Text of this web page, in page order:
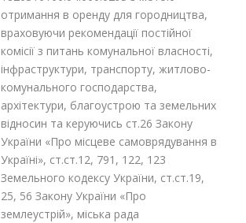
отримання в оренду для городництва,
враховуючи рекомендації постійної
комісії з питань комунальної власності,
інфраструктури, транспорту, житлово-
комунального господарства,
архітектури, благоустрою та земельних
відносин та керуючись ст.26 Закону
України «Про місцеве самоврядування в
Україні», ст.ст.12, 791 , 122, 123
Земельного кодексу України, ст.ст.19,
25, 56 Закону України «Про
землеустрій», міська рада